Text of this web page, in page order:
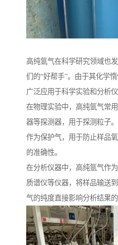
高纯氩气在科学研究领域也
们的“好帮手”。由于其化学
广泛应用于科学实验和分析仪
在物理实验中，高纯氩气常
器等探测器，用于探测粒子
作为保护气，用于防止样品
的准确性。
在分析仪器中，高纯氩气作
质谱仪等仪器，将样品输送
气的纯度直接影响分析结果的